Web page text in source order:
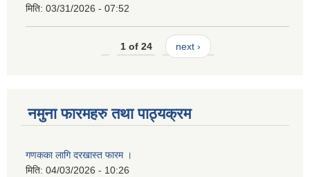
मिति: 03/31/2026 - 07:52
1 of 24 next ›
नमुना फारमहरु तथा पाठ्यक्रम
गणकका लागि दरखास्त फारम ।
मिति: 04/03/2026 - 10:26